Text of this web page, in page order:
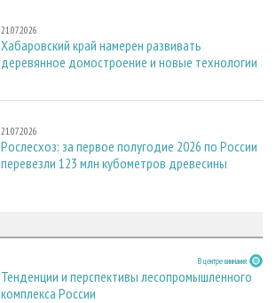
21.07.2026
Хабаровский край намерен развивать
деревянное домостроение и новые технологии
21.07.2026
Рослесхоз: за первое полугодие 2026 по России
перевезли 123 млн кубометров древесины
В центре внимания
Тенденции и перспективы лесопромышленного
комплекса России